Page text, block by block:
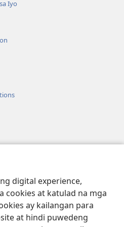
digital experience,
cookies at katulad na mga
ay kailangan para
at hindi puwedeng
Iyo